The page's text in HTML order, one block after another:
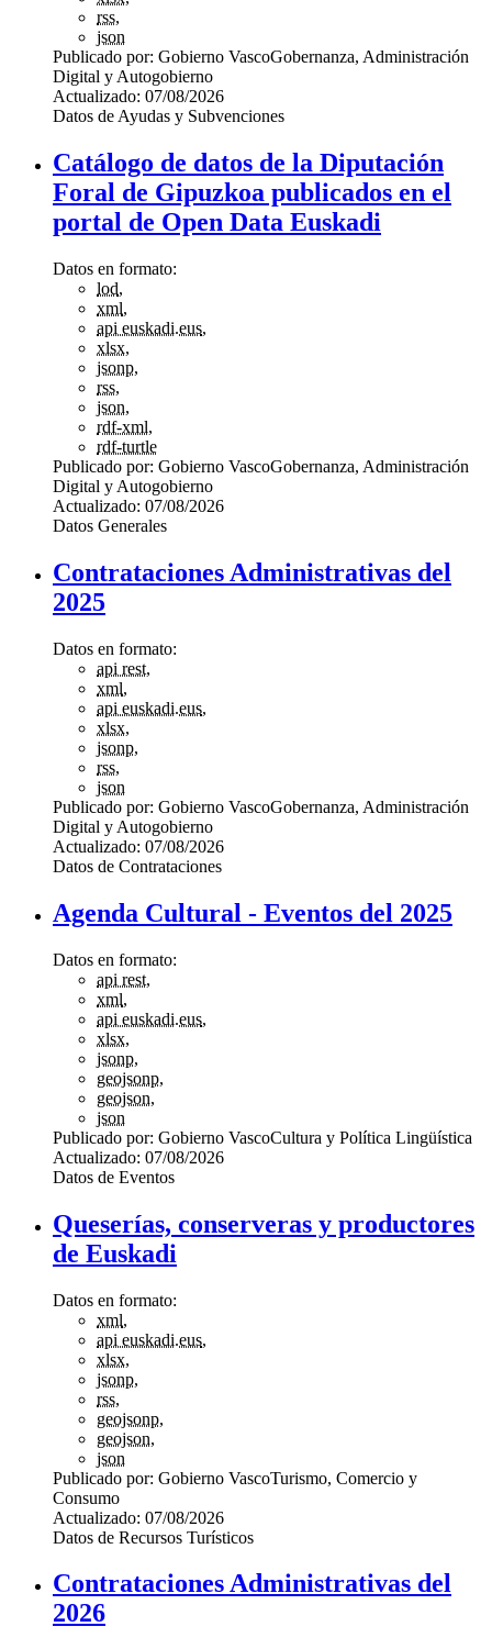
rss,
json
Publicado por: Gobierno VascoGobernanza, Administración
Digital y Autogobierno
Actualizado: 07/08/2026
Datos de Ayudas y Subvenciones
Catálogo de datos de la Diputación
Foral de Gipuzkoa publicados en el
portal de Open Data Euskadi
Datos en formato:
lod,
xml,
api euskadi.eus,
xlsx,
jsonp,
rss,
json,
rdf-xml,
rdf-turtle
Publicado por: Gobierno VascoGobernanza, Administración
Digital y Autogobierno
Actualizado: 07/08/2026
Datos Generales
Contrataciones Administrativas del
2025
Datos en formato:
api rest,
xml,
api euskadi.eus,
xlsx,
jsonp,
rss,
json
Publicado por: Gobierno VascoGobernanza, Administración
Digital y Autogobierno
Actualizado: 07/08/2026
Datos de Contrataciones
Agenda Cultural - Eventos del 2025
Datos en formato:
api rest,
xml,
api euskadi.eus,
xlsx,
jsonp,
geojsonp,
geojson,
json
Publicado por: Gobierno VascoCultura y Política Lingüística
Actualizado: 07/08/2026
Datos de Eventos
Queserías, conserveras y productores
de Euskadi
Datos en formato:
xml,
api euskadi.eus,
xlsx,
jsonp,
rss,
geojsonp,
geojson,
json
Publicado por: Gobierno VascoTurismo, Comercio y
Consumo
Actualizado: 07/08/2026
Datos de Recursos Turísticos
Contrataciones Administrativas del
2026